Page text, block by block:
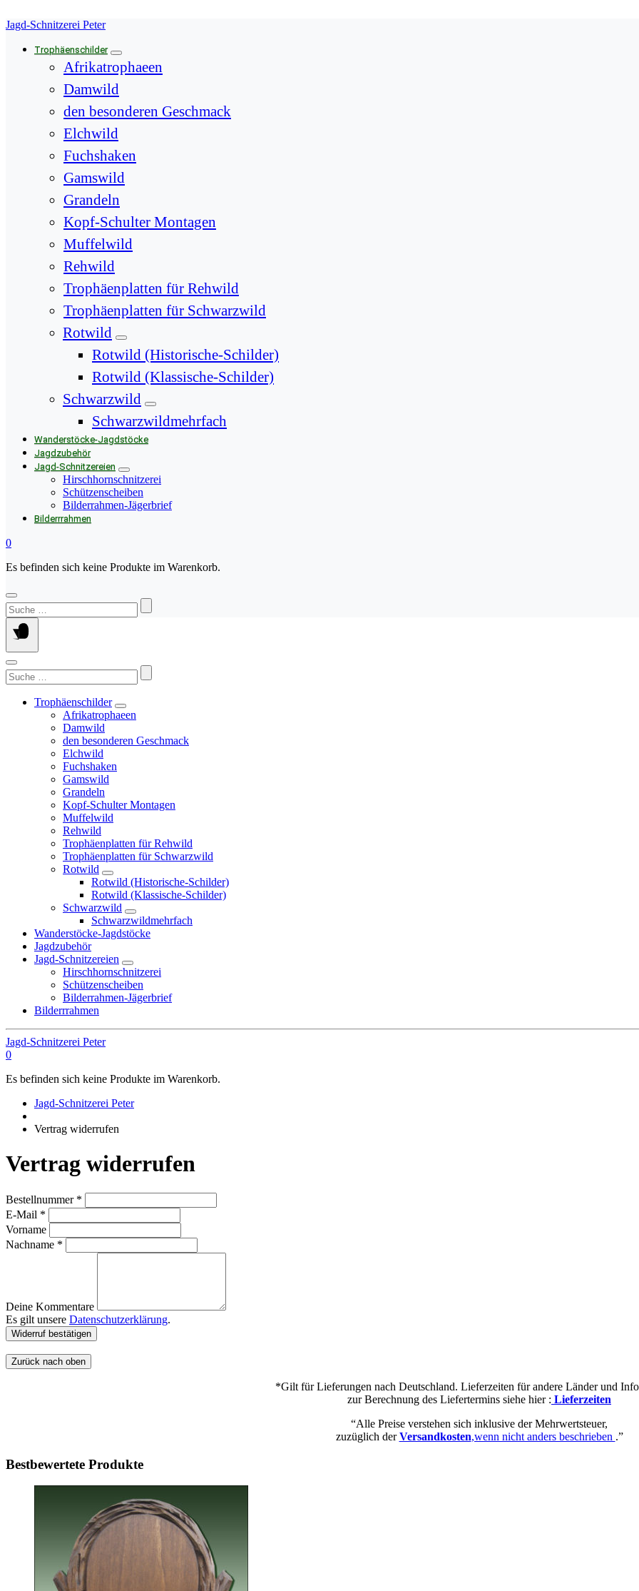
Springe
Inhalt
Jagd-Schnitzerei Peter
Trophäenschilder
Afrikatrophaeen
Damwild
den besonderen Geschmack
Elchwild
Fuchshaken
Gamswild
Grandeln
Kopf-Schulter Montagen
Muffelwild
Rehwild
Trophäenplatten für Rehwild
Trophäenplatten für Schwarzwild
Rotwild
Rotwild (Historische-Schilder)
Rotwild (Klassische-Schilder)
Schwarzwild
Schwarzwildmehrfach
Wanderstöcke-Jagdstöcke
Jagdzubehör
Jagd-Schnitzereien
Hirschhornschnitzerei
Schützenscheiben
Bilderrahmen-Jägerbrief
Bilderrrahmen
0
Es befinden sich keine Produkte im Warenkorb.
Suchen
nach:
Suchen
nach:
Trophäenschilder
Afrikatrophaeen
Damwild
den besonderen Geschmack
Elchwild
Fuchshaken
Gamswild
Grandeln
Kopf-Schulter Montagen
Muffelwild
Rehwild
Trophäenplatten für Rehwild
Trophäenplatten für Schwarzwild
Rotwild
Rotwild (Historische-Schilder)
Rotwild (Klassische-Schilder)
Schwarzwild
Schwarzwildmehrfach
Wanderstöcke-Jagdstöcke
Jagdzubehör
Jagd-Schnitzereien
Hirschhornschnitzerei
Schützenscheiben
Bilderrahmen-Jägerbrief
Bilderrrahmen
Jagd-Schnitzerei Peter
0
Es befinden sich keine Produkte im Warenkorb.
Jagd-Schnitzerei Peter
Vertrag widerrufen
Vertrag widerrufen
Bestellnummer *
E-Mail *
Vorname
Nachname *
Deine Kommentare
Es gilt unsere Datenschutzerklärung.
Widerruf bestätigen
Zurück nach oben
*Gilt für Lieferungen nach Deutschland. Lieferzeiten für andere Länder und
zur Berechnung des Liefertermins siehe hier : Lieferzeiten
“Alle Preise verstehen sich inklusive der Mehrwertsteuer,
zuzüglich derVersandkosten,wenn nicht anders beschrieben .”
Bestbewertete Produkte